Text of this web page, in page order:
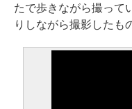
たで歩きながら撮って
りしながら撮影したも